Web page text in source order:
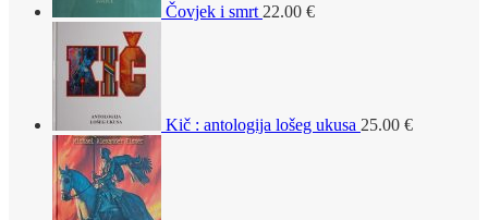
Čovjek i smrt 22.00 €
Kič : antologija lošeg ukusa 25.00 €